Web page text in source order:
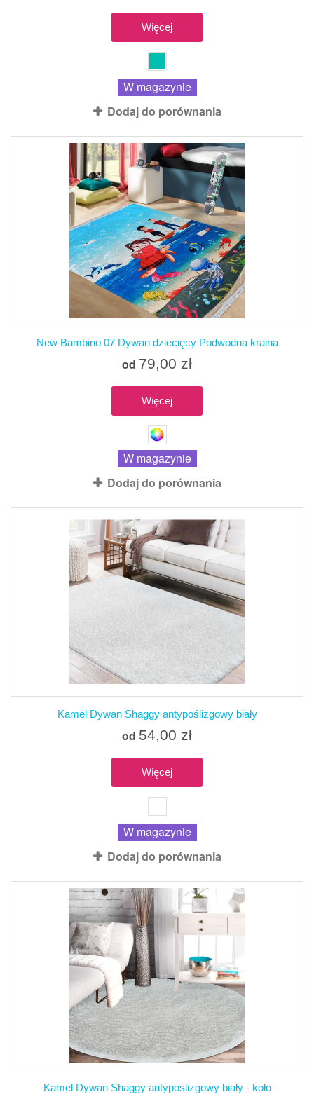
Więcej
W magazynie
Dodaj do porównania
New Bambino 07 Dywan dziecięcy Podwodna kraina
od 79,00 zł
Więcej
W magazynie
Dodaj do porównania
Kamel Dywan Shaggy antypoślizgowy biały
od 54,00 zł
Więcej
W magazynie
Dodaj do porównania
Kamel Dywan Shaggy antypoślizgowy biały - koło